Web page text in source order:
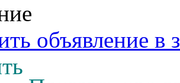
объявление в